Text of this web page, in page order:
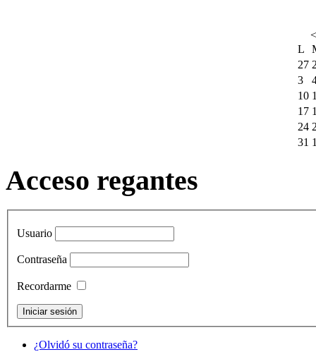
<
L
27
3
10
17
24
31
Acceso regantes
Usuario
Contraseña
Recordarme
¿Olvidó su contraseña?